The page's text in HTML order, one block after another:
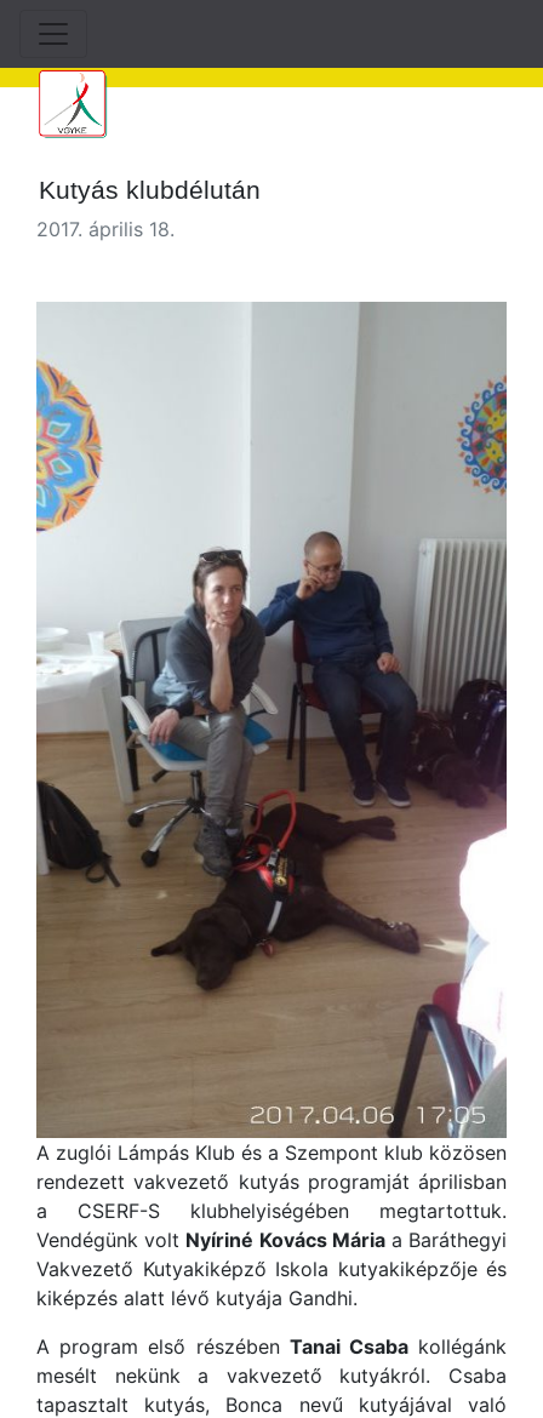
Kutyás klubdélután
2017. április 18.
A zuglói Lámpás Klub és a Szempont klub közösen
rendezett vakvezető kutyás programját áprilisban
a CSERF-S klubhelyiségében megtartottuk.
Vendégünk volt Nyíriné Kovács Máriaa Baráthegyi
Vakvezető Kutyakiképző Iskola kutyakiképzője és
kiképzés alatt lévő kutyája Gandhi.
A program első részében Tanai Csabakollégánk
mesélt nekünk a vakvezető kutyákról. Csaba
tapasztalt kutyás, Bonca nevű kutyájával való